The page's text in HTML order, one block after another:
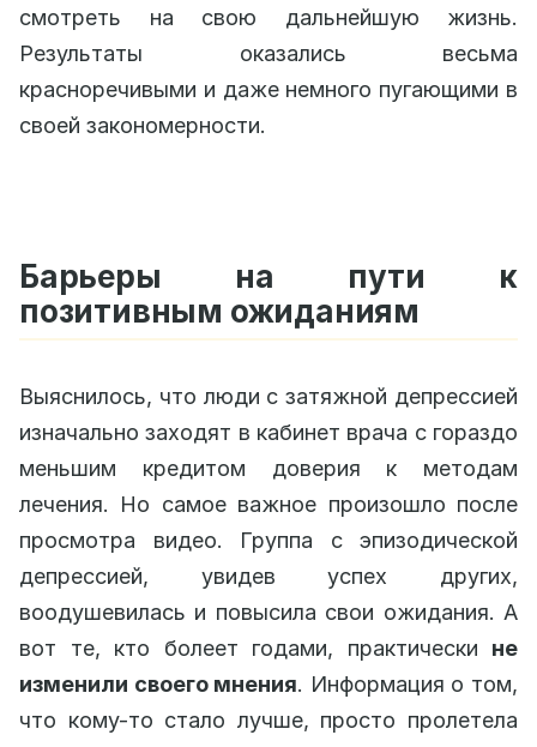
смотреть на свою дальнейшую жизнь.
Результаты оказались весьма
красноречивыми и даже немного пугающими в
своей закономерности.
Барьеры на пути к
позитивным ожиданиям
Выяснилось, что люди с затяжной депрессией
изначально заходят в кабинет врача с гораздо
меньшим кредитом доверия к методам
лечения. Но самое важное произошло после
просмотра видео. Группа с эпизодической
депрессией, увидев успех других,
воодушевилась и повысила свои ожидания. А
вот те, кто болеет годами, практически не
изменили своего мнения. Информация о том,
что кому-то стало лучше, просто пролетела